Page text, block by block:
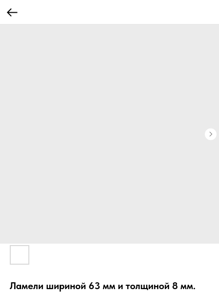
Ламели шириной 63 мм и толщиной 8 мм.